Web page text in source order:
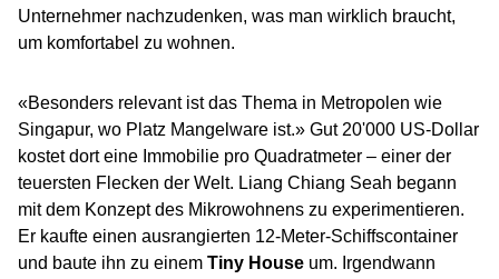
Unternehmer nachzudenken, was man wirklich braucht,
um komfortabel zu wohnen.
«Besonders relevant ist das Thema in Metropolen wie
Singapur, wo Platz Mangelware ist.» Gut 20'000 US-Dollar
kostet dort eine Immobilie pro Quadratmeter – einer der
teuersten Flecken der Welt. Liang Chiang Seah begann
mit dem Konzept des Mikrowohnens zu experimentieren.
Er kaufte einen ausrangierten 12-Meter-Schiffscontainer
und baute ihn zu einem Tiny House um. Irgendwann